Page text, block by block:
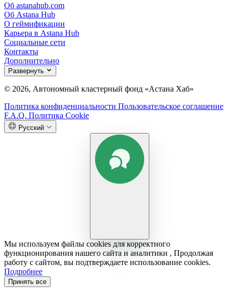
Об astanahub.com
Об Astana Hub
О геймификации
Карьера в Astana Hub
Социальные сети
Контакты
Дополнительно
Развернуть
© 2026, Автономный кластерный фонд «Астана Хаб»
Политика конфиденциальности Пользовательское соглашение
F.A.Q. Политика Cookie
Русский
Мы используем файлы cookies для корректного
функционирования нашего сайта и аналитики , Продолжая
работу с сайтом, вы подтверждаете использование cookies.
Подробнее
Принять все